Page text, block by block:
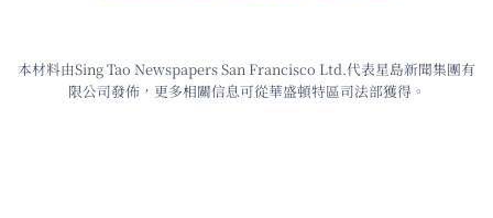
本材料由Sing Tao Newspapers San Francisco Ltd.代表星島新聞集團有
限公司發佈，更多相關信息可從華盛頓特區司法部獲得。